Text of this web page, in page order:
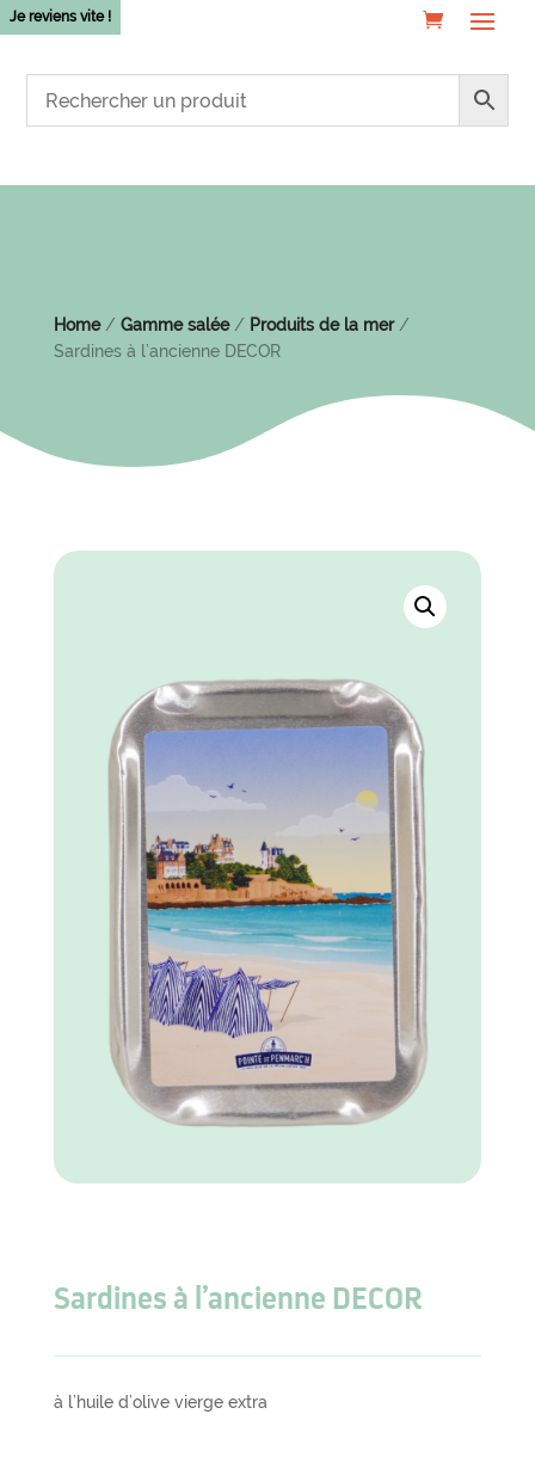
Je reviens vite !
Home/ Gamme salée/ Produits de la mer/
Sardines à l’ancienne DECOR
Sardines à l’ancienne DECOR
à l’huile d’olive vierge extra